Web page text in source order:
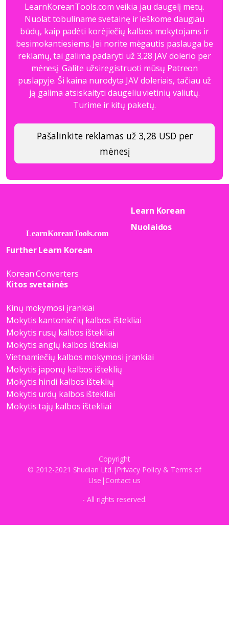
LearnKoreanTools.com veikia jau daugelį metų.
Nuolat tobuliname svetainę ir ieškome daugiau
būdų, kaip padėti korėjiečių kalbos mokytojams ir
besimokantiesiems. Jei norite mėgautis paslauga be
reklamų, tai galima padaryti už 3,28 JAV dolerio per
mėnesį. Galite užsiregistruoti mūsų Patreon
puslapyje. Ši kaina nurodyta JAV doleriais, tačiau už
ją galima atsiskaityti daugeliu vietinių valiutų.
Turime ir kitų paketų.
Pašalinkite reklamas už 3,28 USD per
mėnesį
Learn Korean
Nuolaidos
Further Learn Korean
Korean Converters
Kitos svetainės
Kinų mokymosi įrankiai
Mokytis kantoniečių kalbos ištekliai
Mokytis rusų kalbos ištekliai
Mokytis anglų kalbos ištekliai
Vietnamiečių kalbos mokymosi įrankiai
Mokytis japonų kalbos išteklių
Mokytis hindi kalbos išteklių
Mokytis urdų kalbos ištekliai
Mokytis tajų kalbos ištekliai
Copyright
© 2012-2021 Shudian Ltd.|Privacy Policy & Terms of
Use | Contact us
- All rights reserved.